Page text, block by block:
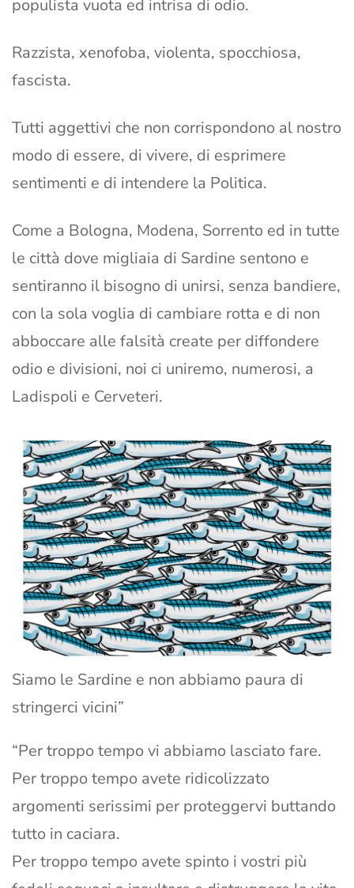
populista vuota ed intrisa di odio.
Razzista, xenofoba, violenta, spocchiosa,
fascista.
Tutti aggettivi che non corrispondono al nostro
modo di essere, di vivere, di esprimere
sentimenti e di intendere la Politica.
Come a Bologna, Modena, Sorrento ed in tutte
le città dove migliaia di Sardine sentono e
sentiranno il bisogno di unirsi, senza bandiere,
con la sola voglia di cambiare rotta e di non
abboccare alle falsità create per diffondere
odio e divisioni, noi ci uniremo, numerosi, a
Ladispoli e Cerveteri.
Siamo le Sardine e non abbiamo paura di
stringerci vicini”
“Per troppo tempo vi abbiamo lasciato fare.
Per troppo tempo avete ridicolizzato
argomenti serissimi per proteggervi buttando
tutto in caciara.
Per troppo tempo avete spinto i vostri più